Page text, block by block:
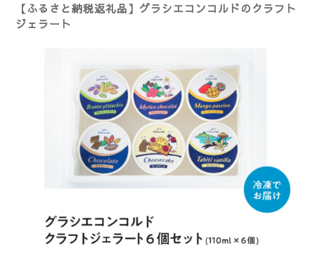
【ふるさと納税返礼品】グラシエコンコルドのクラフト
ジェラート